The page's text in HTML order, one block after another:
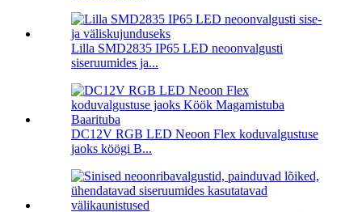
Lilla SMD2835 IP65 LED neoonvalgusti
siseruumides ja...
DC12V RGB LED Neoon Flex koduvalgustuse
jaoks köögi B...